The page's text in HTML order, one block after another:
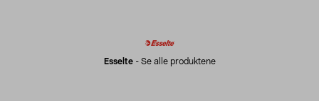
Esselte- Se alle produktene